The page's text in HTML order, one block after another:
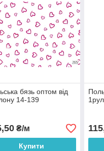
бязь оптом від
14-139
₴/м
Купити